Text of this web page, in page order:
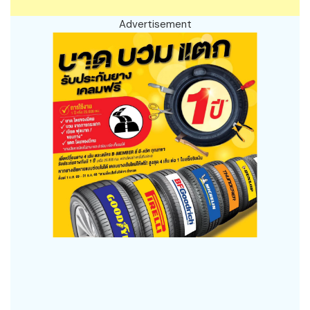
Advertisement